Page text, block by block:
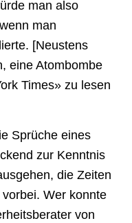
man also
man
[Neustens
eine Atombombe
Times» zu lesen
Sprüche eines
zur Kenntnis
die Zeiten
Wer konnte
von